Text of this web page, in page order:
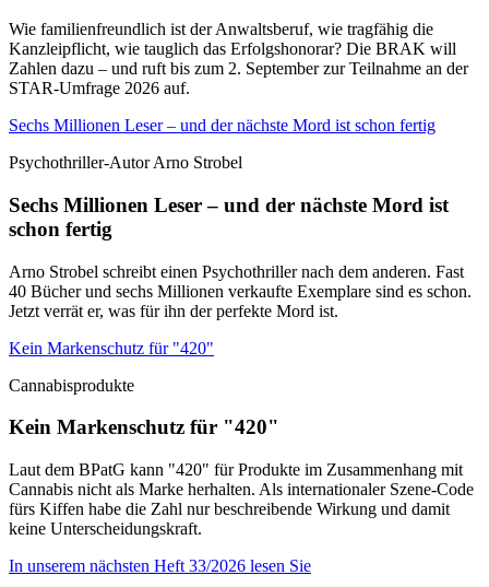
Wie familienfreundlich ist der Anwaltsberuf, wie tragfähig die
Kanzleipflicht, wie tauglich das Erfolgshonorar? Die BRAK will
Zahlen dazu – und ruft bis zum 2. September zur Teilnahme an der
STAR-Umfrage 2026 auf.
Sechs Millionen Leser – und der nächste Mord ist schon fertig
Psychothriller-Autor Arno Strobel
Sechs Millionen Leser – und der nächste Mord ist
schon fertig
Arno Strobel schreibt einen Psychothriller nach dem anderen. Fast
40 Bücher und sechs Millionen verkaufte Exemplare sind es schon.
Jetzt verrät er, was für ihn der perfekte Mord ist.
Kein Markenschutz für "420"
Cannabisprodukte
Kein Markenschutz für "420"
Laut dem BPatG kann "420" für Produkte im Zusammenhang mit
Cannabis nicht als Marke herhalten. Als internationaler Szene-Code
fürs Kiffen habe die Zahl nur beschreibende Wirkung und damit
keine Unterscheidungskraft.
In unserem nächsten Heft 33/2026 lesen Sie